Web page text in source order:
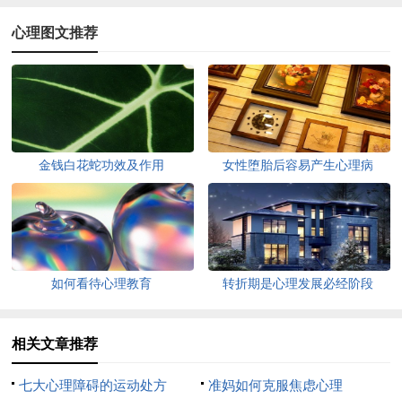
心理图文推荐
金钱白花蛇功效及作用 女性堕胎后容易产生心理病
如何看待心理教育 转折期是心理发展必经阶段
相关文章推荐
七大心理障碍的运动处方 准妈如何克服焦虑心理